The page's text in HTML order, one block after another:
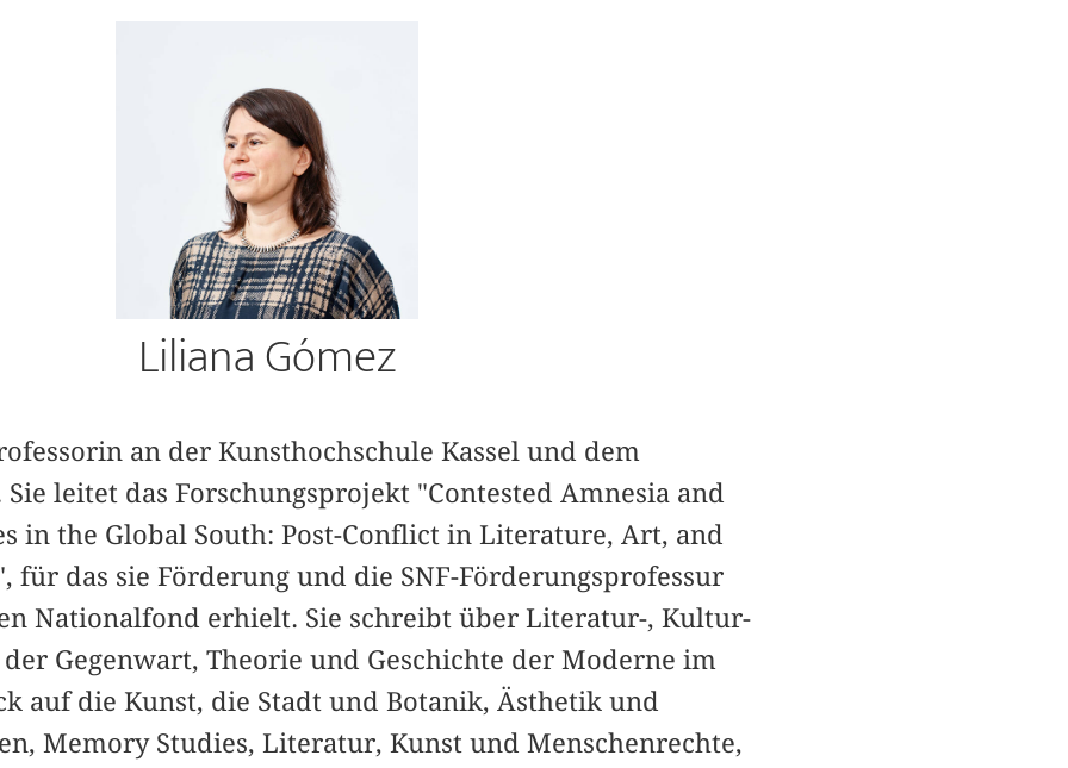
Liliana Gómez
an der Kunsthochschule Kassel und dem
leitet das Forschungsprojekt "Contested Amnesia and
in the Global South: Post-Conflict in Literature, Art, and
für das sie Förderung und die SNF-Förderungsprofessur
Nationalfond erhielt. Sie schreibt über Literatur-, Kultur-
Gegenwart, Theorie und Geschichte der Moderne im
auf die Kunst, die Stadt und Botanik, Ästhetik und
Memory Studies, Literatur, Kunst und Menschenrechte,